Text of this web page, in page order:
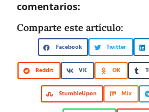
comentarios:
Comparte este artículo:
Facebook Twitter
Reddit VK OK
StumbleUpon Mix